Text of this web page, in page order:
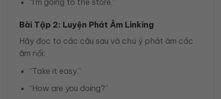
“I’m going to the store.”
Bài Tập 2: Luyện Phát Âm Linking
Hãy đọc to các câu sau và chú ý phát âm các
âm nối:
“Take it easy.”
“How are you doing?”